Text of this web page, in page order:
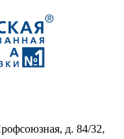
д. 84/32,